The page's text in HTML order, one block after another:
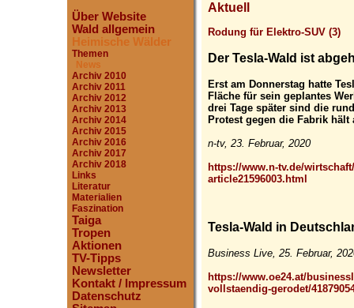
Über Website
Wald allgemein
Heimische Wälder
Themen
News
Archiv 2010
Archiv 2011
Archiv 2012
Archiv 2013
Archiv 2014
Archiv 2015
Archiv 2016
Archiv 2017
Archiv 2018
Links
Literatur
Materialien
Faszination
Taiga
Tropen
Aktionen
TV-Tipps
Newsletter
Kontakt / Impressum
Datenschutz
Aktuell
Rodung für Elektro-SUV (3)
Der Tesla-Wald ist
Erst am Donnerstag hatte
Fläche für sein geplantes
drei Tage später sind die
Protest gegen die Fabrik hält
n-tv, 23. Februar, 2020
https://www.n-tv.de/
article21596003.html
Tesla-Wald in
Business Live, 25. Februar,
https://www.oe24.at/
vollstaendig-gerodet/